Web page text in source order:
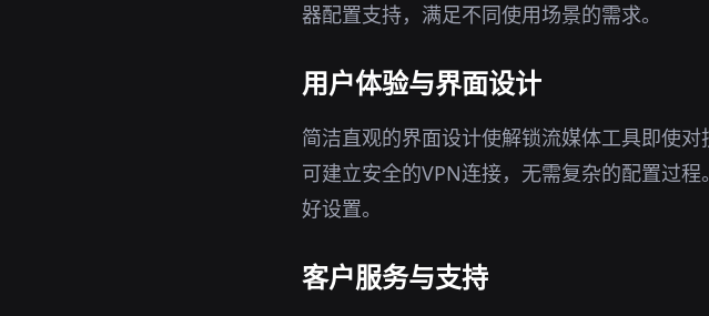
器配置支持，满足不同使用场景的需求。
用户体验与界面设计
简洁直观的界面设计使解锁流媒体工具即使
可建立安全的VPN连接，无需复杂的配置过
好设置。
客户服务与支持